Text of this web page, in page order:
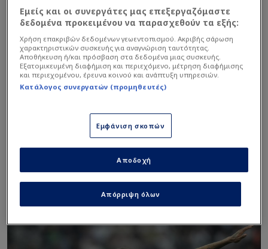
| 29/07 - 20:48
Η πρώτη πρόταση Λίβερπουλ για
Μπαρκολά - Μεγάλη διαφορά με Παρί
Το ποσό που δίνουν οι reds και τι ζητούν οι π...
Εμείς και οι συνεργάτες μας επεξεργαζόμαστε
δεδομένα προκειμένου να παρασχεθούν τα εξής:
Χρήση επακριβών δεδομένων γεωεντοπισμού. Ακριβής σάρωση
χαρακτηριστικών συσκευής για αναγνώριση ταυτότητας.
Αποθήκευση ή/και πρόσβαση στα δεδομένα μιας συσκευής.
Εξατομικευμένη διαφήμιση και περιεχόμενο, μέτρηση διαφήμισης
και περιεχομένου, έρευνα κοινού και ανάπτυξη υπηρεσιών.
Κατάλογος συνεργατών (προμηθευτές)
Εμφάνιση σκοπών
Απόρριψη όλων
Αποδοχή